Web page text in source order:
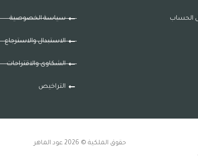
الحساب سياسة الخصوصية
الاستبدال والاسترجاع
الشكاوى والاقتراحات
التراخيص
حقوق الملكية © 2026 عود الماهر